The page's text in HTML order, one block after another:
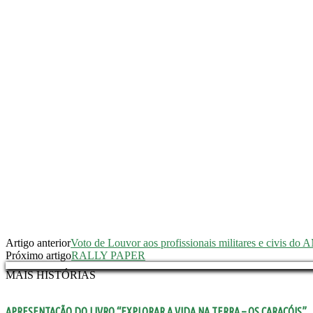
Artigo anteriorVoto de Louvor aos profissionais militares e civis do
Próximo artigoRALLY PAPER
MAIS HISTÓRIAS